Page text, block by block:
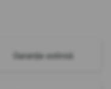
Garanție extinsă